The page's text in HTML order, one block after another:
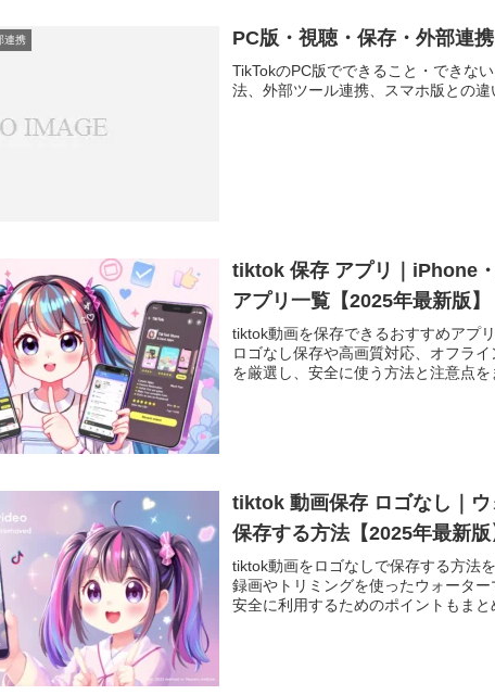
連携 PC版・視聴・保存・外部連携
TikTokのPC版でできること・できな
法、外部ツール連携、スマホ版との違
tiktok 保存 アプリ｜iPhone
アプリ一覧【2025年最新版】
tiktok動画を保存できるおすすめアプ
ロゴなし保存や高画質対応、オフラ
を厳選し、安全に使う方法と注意点を
tiktok 動画保存 ロゴなし｜
保存する方法【2025年最新版
tiktok動画をロゴなしで保存する方法
録画やトリミングを使ったウォータ
安全に利用するためのポイントもまと